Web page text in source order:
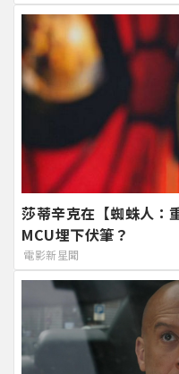
莎蒂辛克在【蜘蛛人：
MCU埋下伏筆？
電影新星聞